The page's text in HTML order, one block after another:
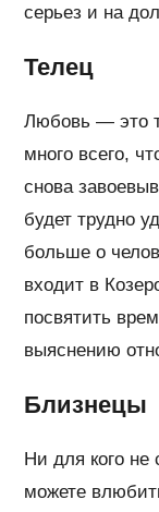
серьез и на
Телец
Любовь — это
много всего,
снова
будет трудно
больше о
входит в
посвятить
выяснению
Близнецы
Ни для кого не
можете